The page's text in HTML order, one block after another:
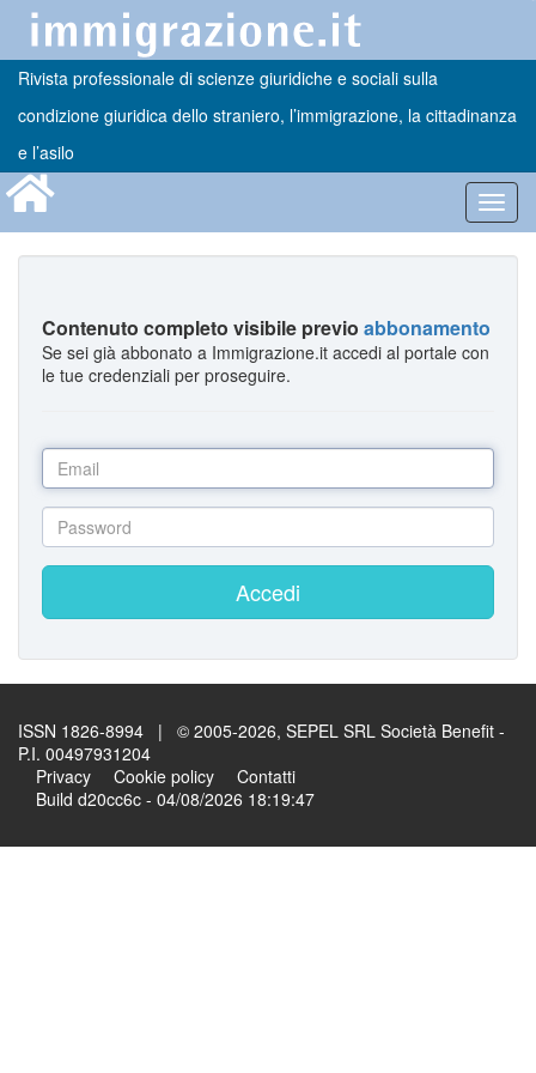
Rivista professionale di scienze giuridiche e sociali sulla
condizione giuridica dello straniero, l’immigrazione, la cittadinanza
e l’asilo
Contenuto completo visibile previo abbonamento
Se sei già abbonato a Immigrazione.it accedi al portale con
le tue credenziali per proseguire.
Accedi
ISSN 1826-8994 | © 2005-2026, SEPEL SRL Società Benefit -
P.I. 00497931204
Privacy
Cookie policy
Contatti
Build d20cc6c - 04/08/2026 18:19:47